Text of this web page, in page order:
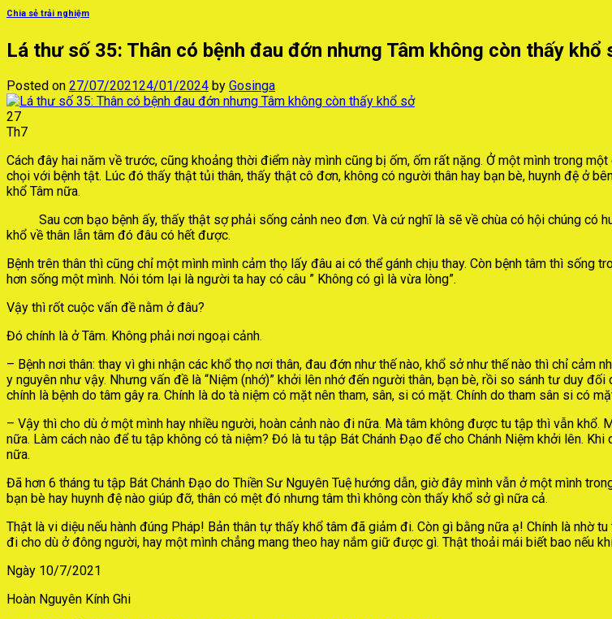
Chia sẻ trải nghiệm
Lá thư số 35: Thân có bệnh đau đớn nhưng Tâm không còn thấy khổ
Posted on 27/07/202124/01/2024 by Gosinga
27
Th7
Cách đây hai năm về trước, cũng khoảng thời điểm này mình cũng bị ốm, ốm rất nặng. Ở một mình trong
chọi với bệnh tật. Lúc đó thấy thật tủi thân, thấy thật cô đơn, không có người thân hay bạn bè, huynh đệ ở
khổ Tâm nữa.
Sau cơn bạo bệnh ấy, thấy thật sợ phải sống cảnh neo đơn. Và cứ nghĩ là sẽ về chùa có hội chúng có
khổ về thân lẫn tâm đó đâu có hết được.
Bệnh trên thân thì cũng chỉ một mình mình cảm thọ lấy đâu ai có thể gánh chịu thay. Còn bệnh tâm thì sống
hơn sống một mình. Nói tóm lại là người ta hay có câu ” Không có gì là vừa lòng”.
Vậy thì rốt cuộc vấn đề nằm ở đâu?
Đó chính là ở Tâm. Không phải nơi ngoại cảnh.
– Bệnh nơi thân: thay vì ghi nhận các khổ thọ nơi thân, đau đớn như thế nào, khổ sở như thế nào thì chỉ
y nguyên như vậy. Nhưng vấn đề là “Niệm (nhớ)” khởi lên nhớ đến người thân, bạn bè, rồi so sánh tư duy
chính là bệnh do tâm gây ra. Chính là do tà niệm có mặt nên tham, sân, si có mặt. Chính do tham sân si có
– Vậy thì cho dù ở một mình hay nhiều người, hoàn cảnh nào đi nữa. Mà tâm không được tu tập thì vẫn
nữa. Làm cách nào để tu tập không có tà niệm? Đó là tu tập Bát Chánh Đạo để cho Chánh Niệm khởi lên.
nữa.
Đã hơn 6 tháng tu tập Bát Chánh Đạo do Thiền Sư Nguyên Tuệ hướng dẫn, giờ đây mình vẫn ở một mình
bạn bè hay huynh đệ nào giúp đỡ, thân có mệt đó nhưng tâm thì không còn thấy khổ sở gì nữa cả.
Thật là vi diệu nếu hành đúng Pháp! Bản thân tự thấy khổ tâm đã giảm đi. Còn gì bằng nữa ạ! Chính là nhờ
đi cho dù ở đông người, hay một mình chẳng mang theo hay nắm giữ được gì. Thật thoải mái biết bao nếu
Ngày 10/7/2021
Hoàn Nguyên Kính Ghi